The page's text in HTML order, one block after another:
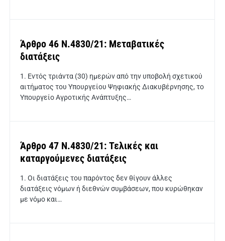
Άρθρο 46 Ν.4830/21: Μεταβατικές
διατάξεις
1. Εντός τριάντα (30) ημερών από την υποβολή σχετικού
αιτήματος του Υπουργείου Ψηφιακής Διακυβέρνησης, το
Υπουργείο Αγροτικής Ανάπτυξης…
Άρθρο 47 Ν.4830/21: Τελικές και
καταργούμενες διατάξεις
1. Οι διατάξεις του παρόντος δεν θίγουν άλλες
διατάξεις νόμων ή διεθνών συμβάσεων, που κυρώθηκαν
με νόμο και…